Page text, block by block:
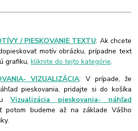
/ PIESKOVANIE TEXTU: Ak chcete
motív obrázku, prípadne text
grafiku,kliknite do tejto kategórie.
VIZUALIZÁCIA: V prípade, že
pieskovania, pridajte si do košíka
Vizualizácia pieskovania- náhľad
potom budeme až na základe Vášho